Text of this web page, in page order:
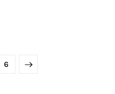
PAGE
6